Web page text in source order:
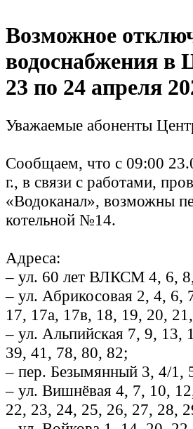
Возможное
водоснабжения в
23 по 24 апреля
Уважаемые абоненты
Сообщаем, что с 09:00
г., в связи с работами,
«Водоканал», возможны
котельной №14.
Адреса:
– ул. 60 лет ВЛКСМ 4, 6,
– ул. Абрикосовая 2, 4, 6,
17, 17а, 17в, 18, 19, 20,
– ул. Альпийская 7, 9, 13,
39, 41, 78, 80, 82;
– пер. Безымянный 3, 4/1,
– ул. Вишнёвая 4, 7, 10,
22, 23, 24, 25, 26, 27, 28,